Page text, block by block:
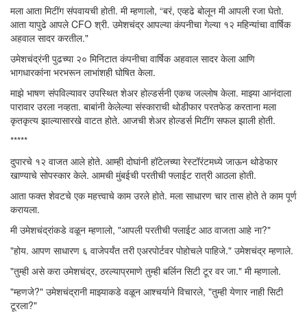
मला आता मिटींग संपवायची होती. मी म्हणालो, “बरं, एव्हढे बोलून मी आपली रजा घेतो.
आता यापुढे आपले CFO श्री. उमेशचंद्र आपल्या कंपनीचा गेल्या १२ महिन्यांचा वार्षिक
अहवाल सादर करतील."
उमेशचंद्रंनी पुढच्या २० मिनिटात कंपनीचा वार्षिक अहवाल सादर केला आणि
भागधारकांना भरभरून लाभांशही घोषित केला.
माझे भाषण संपविल्यावर उपस्थित शेअर होल्डर्सनी एकच जल्लोष केला. माझ्या आनंदाला
पारावार उरला नव्हता. बाबांनी केलेल्या संस्काराची थोडीफार परतफेड करताना मला
कृतकृत्य झाल्यासारखे वाटत होते. आजची शेअर होल्डर्स मिटींग सफल झाली होती.
*****
दुपारचे १२ वाजत आले होते. आम्ही दोघांनी हॉटेलच्या रेस्टॉरंटमध्ये जाऊन थोडेफार
खाण्याचे सोपस्कार केले. आमची मुंबईची परतीची फ्लाईट रात्री आठला होती.
आता फक्त शेवटचे एक महत्त्वाचे काम उरले होते. मला साधारण चार तास होते ते काम पूर्ण
करायला.
मी उमेशचंद्रांकडे वळून म्हणालो, "आपली परतीची फ्लाईट आठ वाजता आहे ना?"
"होय. आपण साधारण ६ वाजेपर्यंत तरी एअरपोर्टवर पोहोचले पाहिजे." उमेशचंद्र म्हणाले.
"तुम्ही असे करा उमेशचंद्र, ठरल्याप्रमाणे तुम्ही बर्लिन सिटी टूर वर जा." मी म्हणालो.
"म्हणजे?" उमेशचंद्रानी माझ्याकडे वळून आश्चर्याने विचारले, "तुम्ही येणार नाही सिटी
टूरला?"